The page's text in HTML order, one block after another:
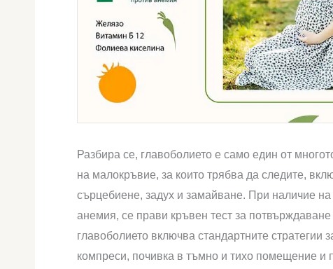
Разбира се, главоболието е само един от
на малокръвие, за които трябва да следите,
сърцебиене, задух и замайване. При наличие
анемия, се прави кръвен тест за
главоболието включва стандартните стратегии
компреси, почивка в тъмно и тихо помещение и